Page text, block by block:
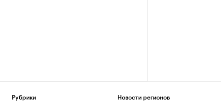
Рубрики Новости регионов